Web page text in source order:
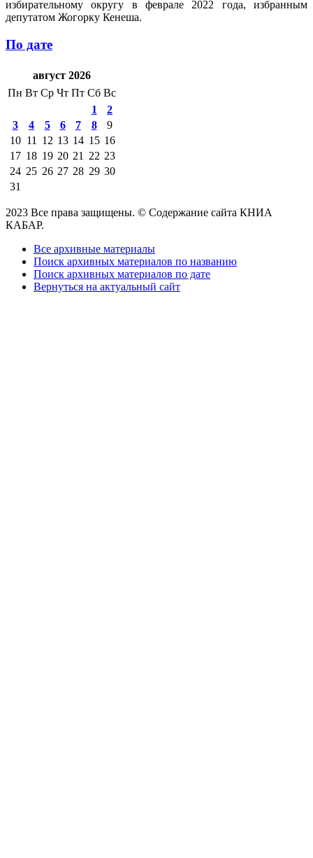
избирательному округу в феврале 2022 года, избранным
депутатом Жогорку Кенеша.
По дате
август 2026
Пн Вт Ср Чт Пт Сб Вс
1
2
3
4 5 6 7 8
9
10 11 12 13 14 15 16
17 18 19 20 21 22 23
24 25 26 27 28 29 30
31
2023 Все права защищены. © Содержание сайта КНИА
КАБАР.
Все архивные материалы
Поиск архивных материалов по названию
Поиск архивных материалов по дате
Вернуться на актуальный сайт